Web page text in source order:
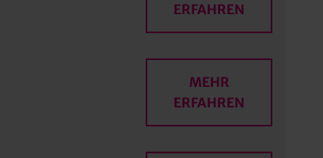
ERFAHREN
MEHR
ERFAHREN